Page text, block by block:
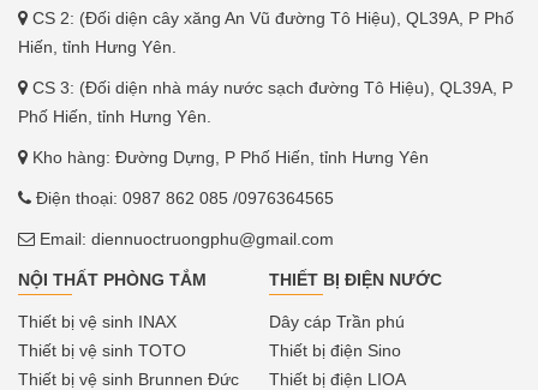
CS 2: (Đối diện cây xăng An Vũ đường Tô Hiệu), QL39A, P Phố
Hiến, tỉnh Hưng Yên.
CS 3: (Đối diện nhà máy nước sạch đường Tô Hiệu), QL39A, P
Phố Hiến, tỉnh Hưng Yên.
Kho hàng: Đường Dựng, P Phố Hiến, tỉnh Hưng Yên
Điện thoại: 0987 862 085 /0976364565
Email: diennuoctruongphu@gmail.com
NỘI THẤT PHÒNG TẮM
Thiết bị vệ sinh INAX
Thiết bị vệ sinh TOTO
Thiết bị vệ sinh Brunnen Đức
THIẾT BỊ ĐIỆN NƯỚC
Dây cáp Trần phú
Thiết bị điện Sino
Thiết bị điện LIOA